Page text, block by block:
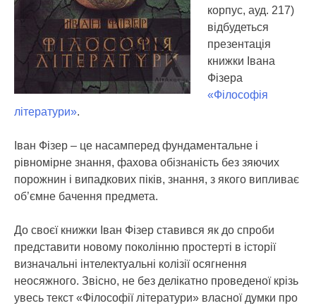
корпус, ауд. 217)
відбудеться
презентація
книжки Івана
Фізера
«Філософія
літератури».
Іван Фізер – це насамперед фундаментальне і
рівномірне знання, фахова обізнаність без зяючих
порожнин і випадкових піків, знання, з якого випливає
об’ємне бачення предмета.
До своєї книжки Іван Фізер ставився як до спроби
представити новому поколінню простерті в історії
визначальні інтелектуальні колізії осягнення
неосяжного. Звісно, не без делікатно проведеної крізь
увесь текст «Філософії літератури» власної думки про